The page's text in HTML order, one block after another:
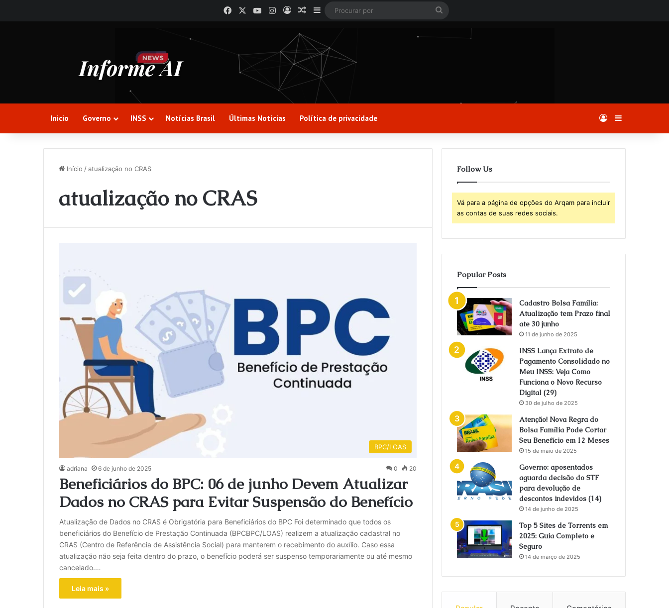
Facebook YouTubeInstagram
EntrarArtigo aleatório
Barra Lateral
Inicio Governo INSS Notícias Brasil Últimas Notícias Política de privacidade Entrar
Início /atualização no CRAS
atualização no CRAS
BPC/LOAS
adriana 6 de junho de 2025 0 20
Beneficiários do BPC: 06 de junho Devem Atualizar
Dados no CRAS para Evitar Suspensão do Benefício
Atualização de Dados no CRAS é Obrigatória para Beneficiários do BPC Foi determinado que todos os
beneficiários do Benefício de Prestação Continuada (BPCBPC/LOAS) realizem a atualização cadastral no
CRAS (Centro de Referência de Assistência Social) para manterem o recebimento do auxílio. Caso essa
atualização não seja feita dentro do prazo, o benefício poderá ser suspenso temporariamente ou até mesmo
cancelado.…
Leia mais »
Follow Us
Vá para a página de opções do Arqam para incluir
as contas de suas redes sociais.
Popular Posts
Cadastro Bolsa Família:
Atualização tem Prazo final
ate 30 junho
11 de junho de 2025
INSS Lança Extrato de
Pagamento Consolidado no
Meu INSS: Veja Como
Funciona o Novo Recurso
Digital (29)
30 de julho de 2025
Atenção! Nova Regra do
Bolsa Família Pode Cortar
Seu Benefício em 12 Meses
15 de maio de 2025
Governo: aposentados
aguarda decisão do STF
para devolução de
descontos indevidos (14)
14 de junho de 2025
Top 5 Sites de Torrents em
2025: Guia Completo e
Seguro
14 de março de 2025